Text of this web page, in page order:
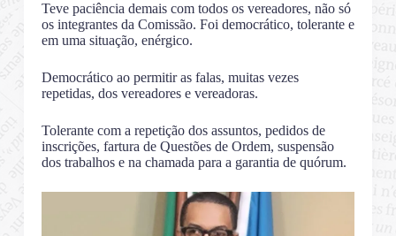
Teve paciência demais com todos os vereadores, não só
os integrantes da Comissão. Foi democrático, tolerante e
em uma situação, enérgico.
Democrático ao permitir as falas, muitas vezes
repetidas, dos vereadores e vereadoras.
Tolerante com a repetição dos assuntos, pedidos de
inscrições, fartura de Questões de Ordem, suspensão
dos trabalhos e na chamada para a garantia de quórum.